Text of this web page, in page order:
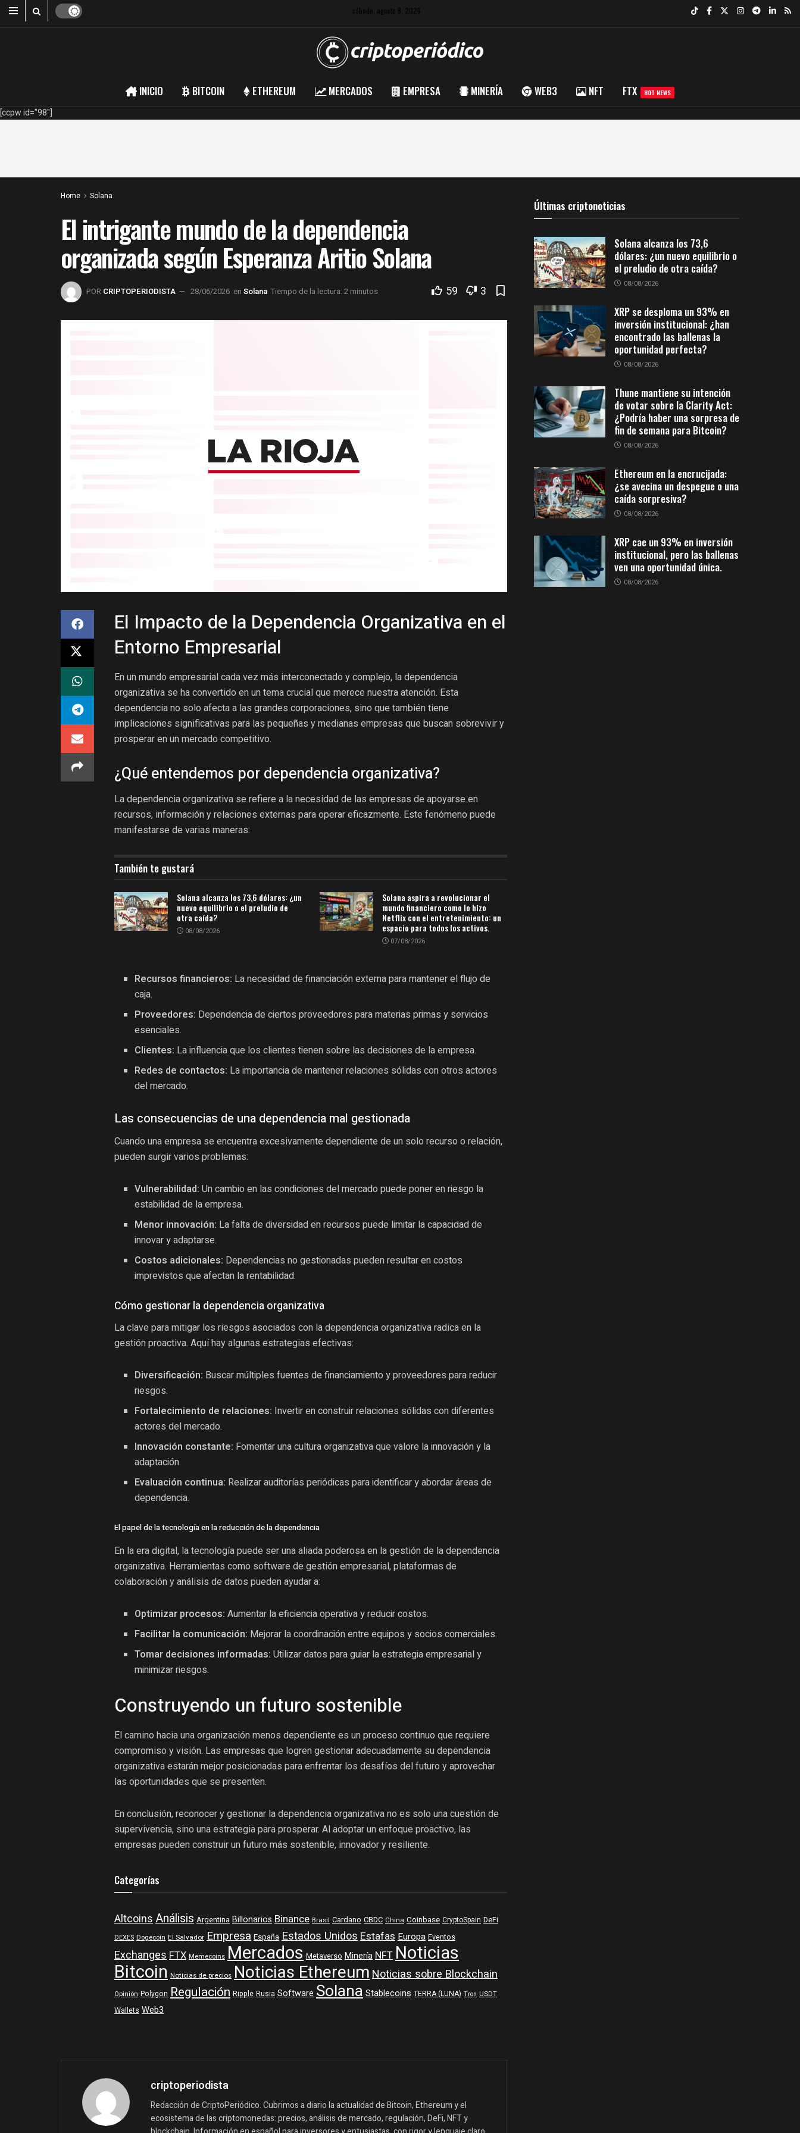
sábado, agosto 8, 2026
INICIO BITCOIN ETHEREUM MERCADOS EMPRESA MINERÍA WEB3 NFT FTX HOT NEWS
[ccpw id="98"]
Home Solana
El intrigante mundo de la dependencia
organizada según Esperanza Aritio Solana
POR CRIPTOPERIODISTA 28/06/2026 en Solana Tiempo de la lectura: 2 minutos 59 3
El Impacto de la Dependencia Organizativa en el
Entorno Empresarial
En un mundo empresarial cada vez más interconectado y complejo, la dependencia
organizativa se ha convertido en un tema crucial que merece nuestra atención. Esta
dependencia no solo afecta a las grandes corporaciones, sino que también tiene
implicaciones significativas para las pequeñas y medianas empresas que buscan sobrevivir y
prosperar en un mercado competitivo.
¿Qué entendemos por dependencia organizativa?
La dependencia organizativa se refiere a la necesidad de las empresas de apoyarse en
recursos, información y relaciones externas para operar eficazmente. Este fenómeno puede
manifestarse de varias maneras:
También te gustará
Solana alcanza los 73,6 dólares: ¿un
nuevo equilibrio o el preludio de
otra caída?
08/08/2026
Solana aspira a revolucionar el
mundo financiero como lo hizo
Netflix con el entretenimiento: un
espacio para todos los activos.
07/08/2026
Recursos financieros: La necesidad de financiación externa para mantener el flujo de
caja.
Proveedores: Dependencia de ciertos proveedores para materias primas y servicios
esenciales.
Clientes: La influencia que los clientes tienen sobre las decisiones de la empresa.
Redes de contactos: La importancia de mantener relaciones sólidas con otros actores
del mercado.
Las consecuencias de una dependencia mal gestionada
Cuando una empresa se encuentra excesivamente dependiente de un solo recurso o relación,
pueden surgir varios problemas:
Vulnerabilidad: Un cambio en las condiciones del mercado puede poner en riesgo la
estabilidad de la empresa.
Menor innovación: La falta de diversidad en recursos puede limitar la capacidad de
innovar y adaptarse.
Costos adicionales: Dependencias no gestionadas pueden resultar en costos
imprevistos que afectan la rentabilidad.
Cómo gestionar la dependencia organizativa
La clave para mitigar los riesgos asociados con la dependencia organizativa radica en la
gestión proactiva. Aquí hay algunas estrategias efectivas:
Diversificación: Buscar múltiples fuentes de financiamiento y proveedores para reducir
riesgos.
Fortalecimiento de relaciones: Invertir en construir relaciones sólidas con diferentes
actores del mercado.
Innovación constante: Fomentar una cultura organizativa que valore la innovación y la
adaptación.
Evaluación continua: Realizar auditorías periódicas para identificar y abordar áreas de
dependencia.
El papel de la tecnología en la reducción de la dependencia
En la era digital, la tecnología puede ser una aliada poderosa en la gestión de la dependencia
organizativa. Herramientas como software de gestión empresarial, plataformas de
colaboración y análisis de datos pueden ayudar a:
Optimizar procesos: Aumentar la eficiencia operativa y reducir costos.
Facilitar la comunicación: Mejorar la coordinación entre equipos y socios comerciales.
Tomar decisiones informadas: Utilizar datos para guiar la estrategia empresarial y
minimizar riesgos.
Construyendo un futuro sostenible
El camino hacia una organización menos dependiente es un proceso continuo que requiere
compromiso y visión. Las empresas que logren gestionar adecuadamente su dependencia
organizativa estarán mejor posicionadas para enfrentar los desafíos del futuro y aprovechar
las oportunidades que se presenten.
En conclusión, reconocer y gestionar la dependencia organizativa no es solo una cuestión de
supervivencia, sino una estrategia para prosperar. Al adoptar un enfoque proactivo, las
empresas pueden construir un futuro más sostenible, innovador y resiliente.
Categorías
Altcoins Análisis Argentina Billonarios Binance Brasil Cardano CBDC China Coinbase CryptoSpain DeFi
DEXES Dogecoin El Salvador Empresa España Estados Unidos Estafas Europa Eventos
Exchanges FTX Memecoins Mercados Metaverso MineríaNFTNoticias
Bitcoin Noticias de precios Noticias EthereumNoticias sobre Blockchain
Opinión Polygon Regulación Ripple Rusia Software SolanaStablecoins TERRA (LUNA) Tron USDT
Wallets Web3
criptoperiodista
Redacción de CriptoPeriódico. Cubrimos a diario la actualidad de Bitcoin, Ethereum y el
ecosistema de las criptomonedas: precios, análisis de mercado, regulación, DeFi, NFT y
Últimas criptonoticias
Solana alcanza los 73,6
dólares: ¿un nuevo equilibrio o
el preludio de otra caída?
08/08/2026
XRP se desploma un 93% en
inversión institucional: ¿han
encontrado las ballenas la
oportunidad perfecta?
08/08/2026
Thune mantiene su intención
de votar sobre la Clarity Act:
¿Podría haber una sorpresa de
fin de semana para Bitcoin?
08/08/2026
Ethereum en la encrucijada:
¿se avecina un despegue o una
caída sorpresiva?
08/08/2026
XRP cae un 93% en inversión
institucional, pero las ballenas
ven una oportunidad única.
08/08/2026